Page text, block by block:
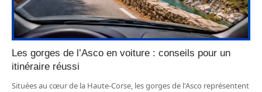
Les gorges de l’Asco en voiture : conseils pour un
itinéraire réussi
Situées au cœur de la Haute-Corse, les gorges de l'Asco représentent